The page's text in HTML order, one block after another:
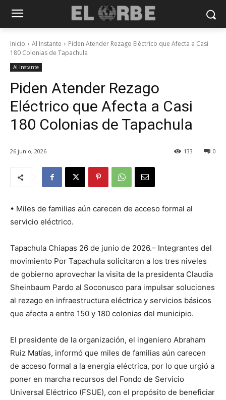
Inicio Al Instante
Piden Atender Rezago Eléctrico que Afecta a Casi
180 Colonias de Tapachula
Al Instante
Piden Atender Rezago
Eléctrico que Afecta a Casi
180 Colonias de Tapachula
26 junio, 2026 0
133
• Miles de familias aún carecen de acceso formal al
servicio eléctrico.
Tapachula Chiapas 26 de junio de 2026.– Integrantes del
movimiento Por Tapachula solicitaron a los tres niveles
de gobierno aprovechar la visita de la presidenta Claudia
Sheinbaum Pardo al Soconusco para impulsar soluciones
al rezago en infraestructura eléctrica y servicios básicos
que afecta a entre 150 y 180 colonias del municipio.
El presidente de la organización, el ingeniero Abraham
Ruiz Matías, informó que miles de familias aún carecen
de acceso formal a la energía eléctrica, por lo que urgió a
poner en marcha recursos del Fondo de Servicio
Universal Eléctrico (FSUE), con el propósito de beneficiar